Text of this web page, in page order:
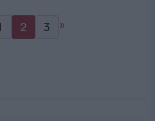
2 3 »